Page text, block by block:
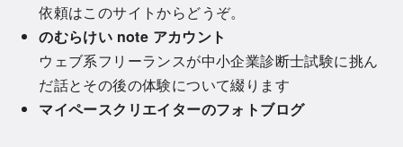
依頼はこのサイトからどうぞ。
のむらけい note アカウント
ウェブ系フリーランスが中小企業診断士試験に挑ん
だ話とその後の体験について綴ります
マイペースクリエイターのフォトブログ